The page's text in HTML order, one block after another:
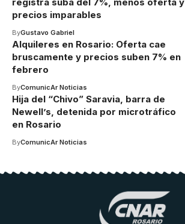
precios imparables
ByGustavo Gabriel
Alquileres en Rosario: Oferta cae
bruscamente y precios suben 7% en
febrero
ByComunicAr Noticias
Hija del “Chivo” Saravia, barra de
Newell’s, detenida por microtráfico
en Rosario
ByComunicAr Noticias